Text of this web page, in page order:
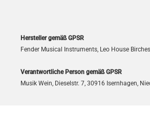
Hersteller gemäß GPSR
Fender Musical Instruments, Leo House
Verantwortliche Person gemäß GPSR
Musik Wein, Dieselstr. 7, 30916 Isernhagen,